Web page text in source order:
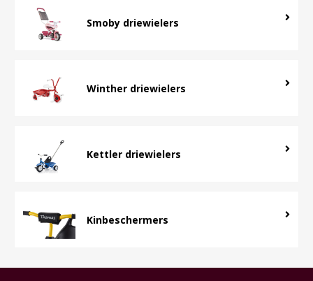
Smoby driewielers
Winther driewielers
Kettler driewielers
Kinbeschermers